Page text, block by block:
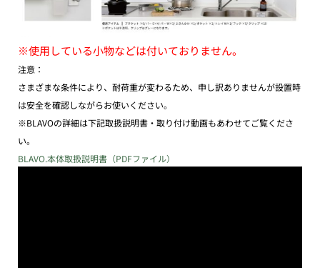
※使用している小物などは付いておりません。
注意：
さまざまな条件により、耐荷重が変わるため、申し訳ありませんが設置時
は安全を確認しながらお使いください。
※BLAVOの詳細は下記取扱説明書・取り付け動画もあわせてご覧くださ
い。
BLAVO.本体取扱説明書（PDFファイル）